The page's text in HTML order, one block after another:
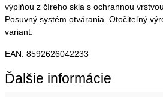
výplňou z číreho skla s ochrannou
Posuvný systém otvárania. Otočiteľný
variant.
EAN: 8592626042233
Ďalšie informácie